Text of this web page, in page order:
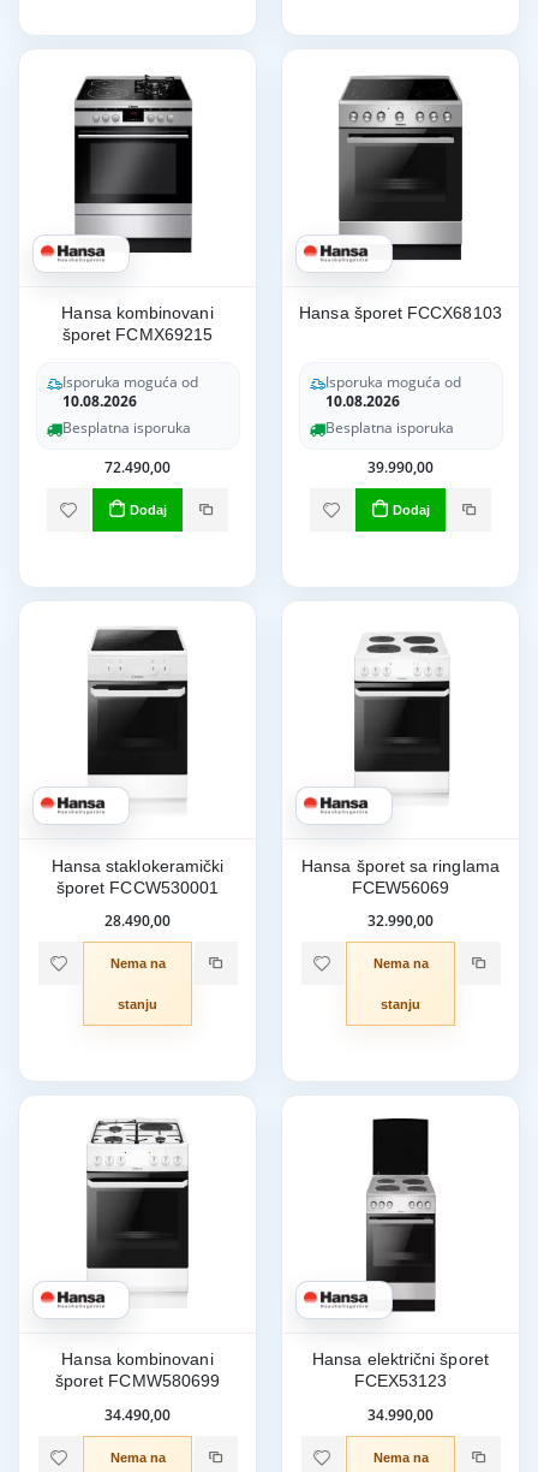
Hansa kombinovani
šporet FCMX69215
Isporuka moguća od
10.08.2026
Besplatna isporuka
72.490,00
Dodaj
Hansa šporet FCCX68103
Isporuka moguća od
10.08.2026
Besplatna isporuka
39.990,00
Dodaj
Hansa staklokeramički
šporet FCCW530001
28.490,00
Nema na
stanju
Hansa šporet sa ringlama
FCEW56069
32.990,00
Nema na
stanju
Hansa kombinovani
šporet FCMW580699
34.490,00
Nema na
Hansa električni šporet
FCEX53123
34.990,00
Nema na